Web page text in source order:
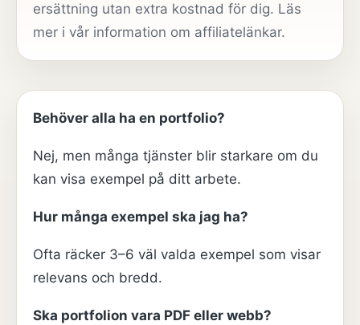
ersättning utan extra kostnad för dig. Läs
mer i vår information om affiliatelänkar.
Behöver alla ha en portfolio?
Nej, men många tjänster blir starkare om du
kan visa exempel på ditt arbete.
Hur många exempel ska jag ha?
Ofta räcker 3–6 väl valda exempel som visar
relevans och bredd.
Ska portfolion vara PDF eller webb?